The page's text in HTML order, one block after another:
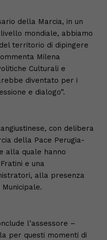
della Marcia, in un
mondiale, abbiamo
territorio di dipingere
Milena
Culturali e
diventato per i
e dialogo”.
con delibera
della Pace Perugia-
alla quale hanno
e una
alla presenza
l’assessore –
per questi momenti di